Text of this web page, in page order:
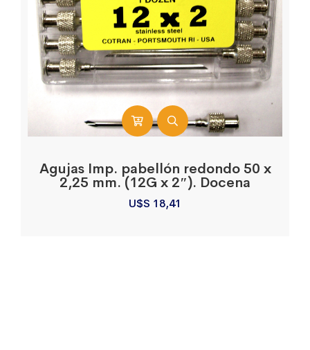
Agujas Imp. pabellón redondo 50 x
2,25 mm. (12G x 2″). Docena
U$S 18,41